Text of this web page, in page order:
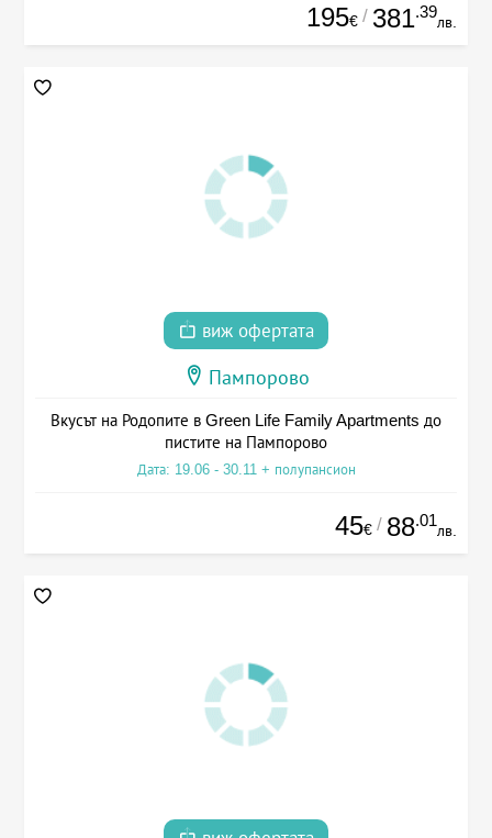
195€ / 381.39
лв.
виж офертата
Пампорово
Вкусът на Родопите в Green Life Family Apartments до
пистите на Пампорово
Дата: 19.06 - 30.11 + полупансион
45€ / 88.01
лв.